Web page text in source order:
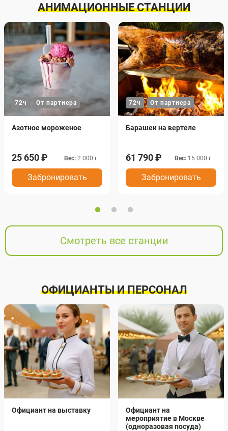
АНИМАЦИОННЫЕ СТАНЦИИ
72ч От партнера
Азотное мороженое
25 650 ₽ Вес: 2 000 г
Забронировать
72ч От партнера
Барашек на вертеле
61 790 ₽ Вес: 15 000 г
Забронировать
Смотреть все станции
ОФИЦИАНТЫ И ПЕРСОНАЛ
Официант на выставку
Официант на
мероприятие в Москве
(одноразовая посуда)